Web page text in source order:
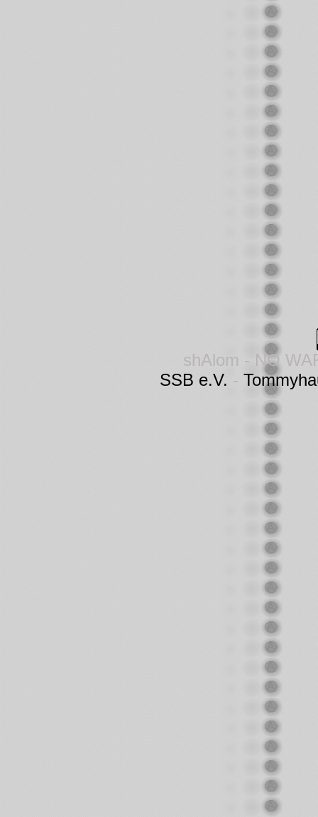
shAlom - NO
SSB e.V. -